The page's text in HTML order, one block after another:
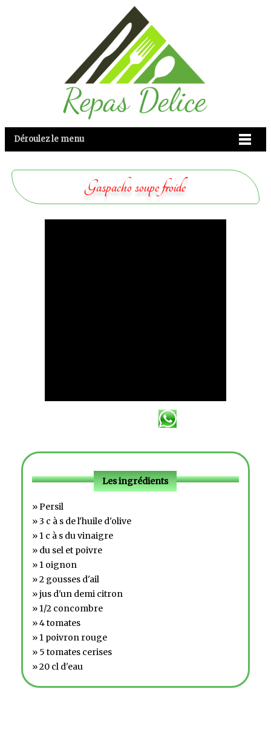
Déroulez le menu
Gaspacho soupe froide
Les ingrédients
» Persil
» 3 c à s de l'huile d'olive
» 1 c à s du vinaigre
» du sel et poivre
» 1 oignon
» 2 gousses d'ail
» jus d'un demi citron
» 1/2 concombre
» 4 tomates
» 1 poivron rouge
» 5 tomates cerises
» 20 cl d'eau